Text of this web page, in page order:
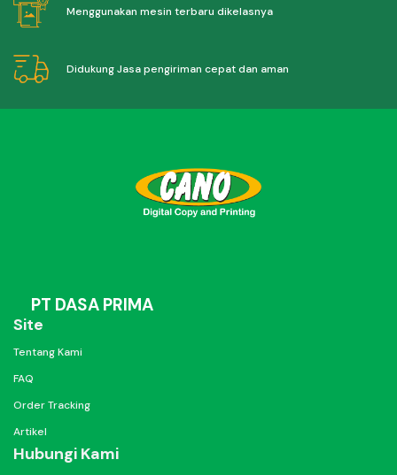
Menggunakan mesin terbaru dikelasnya
Didukung Jasa pengiriman cepat dan aman
PT DASA PRIMA
Site
Tentang Kami
FAQ
Order Tracking
Artikel
Hubungi Kami